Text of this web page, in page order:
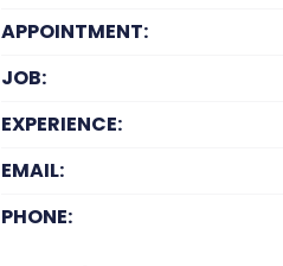
APPOINTMENT:
JOB:
EXPERIENCE:
EMAIL:
PHONE: